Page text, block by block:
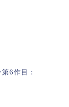
6作目：